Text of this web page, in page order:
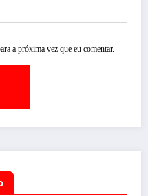
a próxima vez que eu comentar.